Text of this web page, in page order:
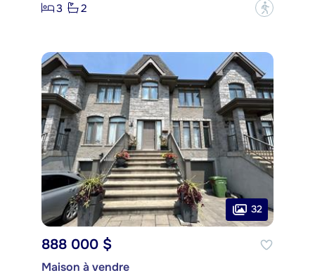
3
2 ?
32
888 000 $
Maison à vendre